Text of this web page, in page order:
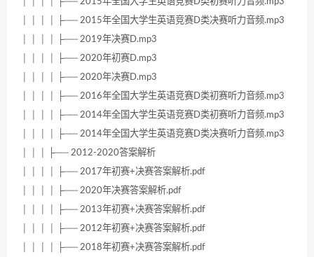
│ │ │ │ ├── 2015年全国大学生英语竞赛D类决赛听力音频.mp3
│ │ │ │ ├── 2019年决赛D.mp3
│ │ │ │ ├── 2020年初赛D.mp3
│ │ │ │ ├── 2020年决赛D.mp3
│ │ │ │ ├── 2016年全国大学生英语竞赛D类初赛听力音频.mp3
│ │ │ │ ├── 2014年全国大学生英语竞赛D类初赛听力音频.mp3
│ │ │ │ ├── 2014年全国大学生英语竞赛D类决赛听力音频.mp3
│ │ │ ├── 2012-2020答案解析
│ │ │ │ ├── 2017年初赛+决赛答案解析.pdf
│ │ │ │ ├── 2020年决赛答案解析.pdf
│ │ │ │ ├── 2013年初赛+决赛答案解析.pdf
│ │ │ │ ├── 2012年初赛+决赛答案解析.pdf
│ │ │ │ ├── 2018年初赛+决赛答案解析.pdf